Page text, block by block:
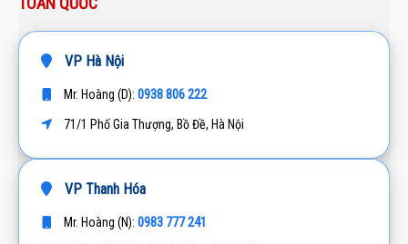
VP Hà Nội
Mr. Hoàng (D): 0938 806 222
71/1 Phố Gia Thượng, Bồ Đề, Hà Nội
VP Thanh Hóa
Mr. Hoàng (N): 0983 777 241